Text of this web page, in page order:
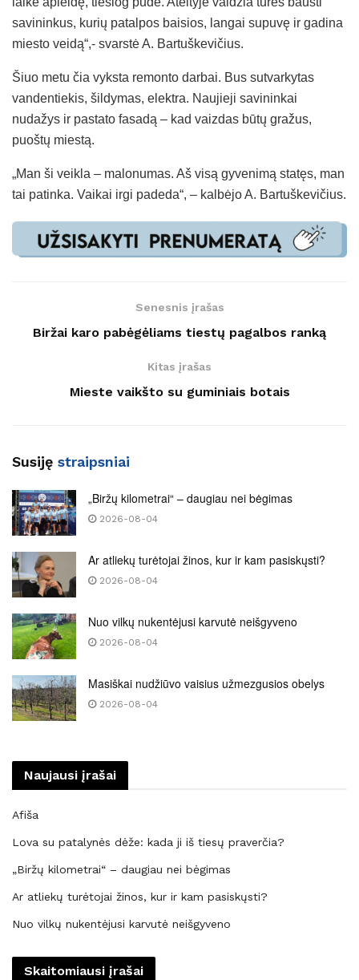
savininkus, kurių patalpos baisios, langai supuvę ir gadina
miesto veidą“,- svarstė A. Bartuškevičius.
Šiuo metu čia vyksta remonto darbai. Bus sutvarkytas
vandentiekis, šildymas, elektra. Naujieji savininkai
nudažys ir pastato fasadą – kad vaizdas būtų gražus,
puoštų miestą.
„Man ši veikla – malonumas. Aš visą gyvenimą statęs, man
tai patinka. Vaikai irgi padeda“, – kalbėjo A. Bartuškevičius.
Senesnis įrašas
Biržai karo pabėgėliams tiestų pagalbos ranką
Kitas įrašas
Mieste vaikšto su guminiais botais
Susiję straipsniai
„Biržų kilometrai“ – daugiau nei bėgimas
2026-08-04
Ar atliekų turėtojai žinos, kur ir kam pasiskųsti?
2026-08-04
Nuo vilkų nukentėjusi karvutė neišgyveno
2026-08-04
Masiškai nudžiūvo vaisius užmezgusios obelys
2026-08-04
Naujausi įrašai
Afiša
Lova su patalynės dėže: kada ji iš tiesų praverčia?
„Biržų kilometrai“ – daugiau nei bėgimas
Ar atliekų turėtojai žinos, kur ir kam pasiskųsti?
Nuo vilkų nukentėjusi karvutė neišgyveno
Skaitomiausi įrašai